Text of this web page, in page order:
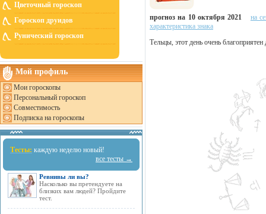
Цветочный гороскоп
Гороскоп друидов
Рунический гороскоп
Мой профиль
Мои гороскопы
Персональный гороскоп
Совместимость
Подписка на гороскопы
Тесты: каждую неделю новый!
все тесты →
Ревнивы ли вы?
Насколько вы претендуете на
близких вам людей? Пройдите
тест.
прогноз на 10 октября 2021
на
характеристика знака
Тельцы, этот день очень